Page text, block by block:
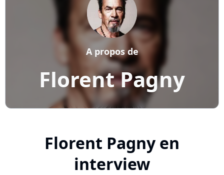
Florent Pagny
A propos de
Florent Pagny en
interview